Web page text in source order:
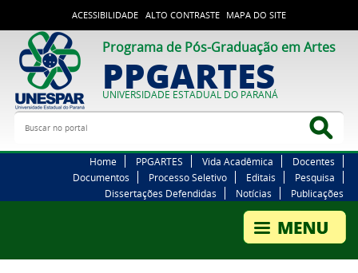
ACESSIBILIDADE ALTO CONTRASTE MAPA DO SITE
Programa de Pós-Graduação em Artes
PPGARTES
UNIVERSIDADE ESTADUAL DO PARANÁ
Buscar no portal
Home PPGARTES Vida Acadêmica
Docentes
Documentos
Processo Seletivo Editais
Pesquisa
Dissertações Defendidas
Notícias Publicações